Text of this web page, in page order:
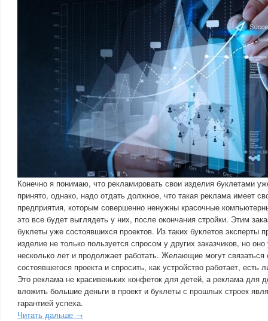
Конечно я понимаю, что рекламировать свои изделия буклетами
принято, однако, надо отдать должное, что такая реклама имеет
предприятия, которым совершенно ненужны красочные
это все будет выглядеть у них, после окончания стройки. Этим
буклеты уже состоявшихся проектов. Из таких буклетов эксперты
изделие не только пользуется спросом у других заказчиков, но
несколько лет и продолжает работать. Желающие могут
состоявшегося проекта и спросить, как устройство работает, есть
Это реклама не красивеньких конфеток для детей, а реклама для
вложить большие деньги в проект и буклеты с прошлых строек
гарантией успеха.
Читать дальше →